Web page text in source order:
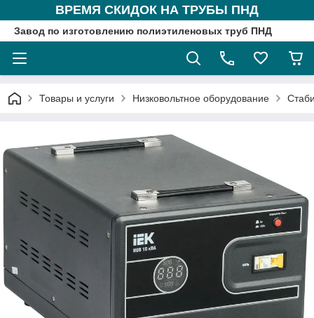
ВРЕМЯ СКИДОК НА ТРУБЫ ПНД
Завод по изготовлению полиэтиленовых труб ПНД
Товары и услуги Низковольтное оборудование